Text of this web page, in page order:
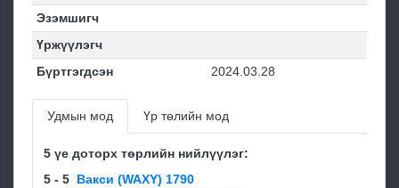
Эзэмшигч
Үржүүлэгч
Бүртгэгдсэн
2024.03.28
Удмын мод Үр төлийн мод
5 үе доторх төрлийн нийлүүлэг:
5 - 5 Вакси (WAXY) 1790